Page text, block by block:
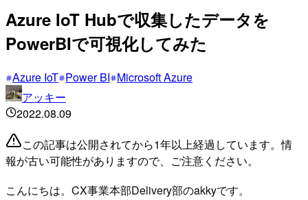
Azure IoT Hubで収集したデータを
PowerBIで可視化してみた
Azure IoT Power BI Microsoft Azure
アッキー
2022.08.09
この記事は公開されてから1年以上経過しています。情
報が古い可能性がありますので、ご注意ください。
こんにちは。CX事業本部Delivery部のakkyです。